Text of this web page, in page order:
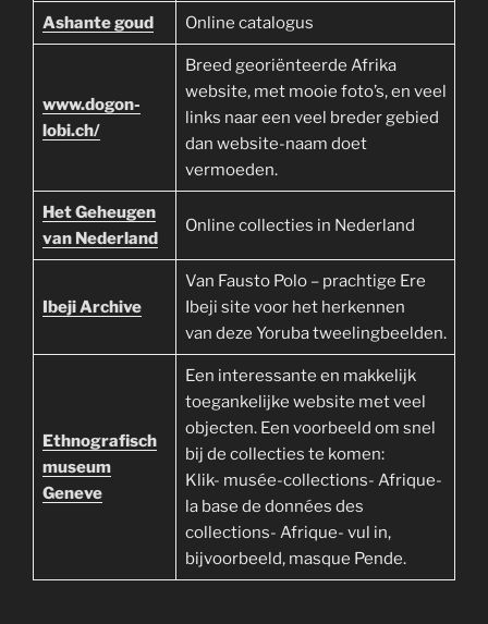
Ashante goud Online catalogus
www.dogon-
lobi.ch/
Breed georiënteerde Afrika
website, met mooie foto’s, en veel
links naar een veel breder gebied
dan website-naam doet
vermoeden.
Het Geheugen
van Nederland
Online collecties in Nederland
Ibeji Archive
Van Fausto Polo – prachtige Ere
Ibeji site voor het herkennen
van deze Yoruba tweelingbeelden.
Ethnografisch
museum
Geneve
Een interessante en makkelijk
toegankelijke website met veel
objecten. Een voorbeeld om snel
bij de collecties te komen:
Klik- musée-collections- Afrique-
la base de données des
collections- Afrique- vul in,
bijvoorbeeld, masque Pende.